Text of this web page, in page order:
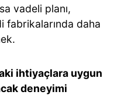
vadeli planı,
fabrikalarında daha
ihtiyaçlara uygun
deneyimi